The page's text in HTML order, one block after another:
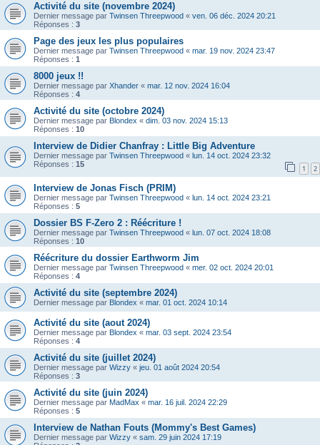
Activité du site (novembre 2024)
Dernier message par Twinsen Threepwood « ven. 06 déc. 2024 20:21
Réponses : 3
Page des jeux les plus populaires
Dernier message par Twinsen Threepwood « mar. 19 nov. 2024 23:47
Réponses : 1
8000 jeux !!
Dernier message par Xhander « mar. 12 nov. 2024 16:04
Réponses : 4
Activité du site (octobre 2024)
Dernier message par Blondex « dim. 03 nov. 2024 15:13
Réponses : 10
Interview de Didier Chanfray : Little Big Adventure
Dernier message par Twinsen Threepwood « lun. 14 oct. 2024 23:32
Réponses : 15 1 2
Interview de Jonas Fisch (PRIM)
Dernier message par Twinsen Threepwood « lun. 14 oct. 2024 23:21
Réponses : 5
Dossier BS F-Zero 2 : Réécriture !
Dernier message par Twinsen Threepwood « lun. 07 oct. 2024 18:08
Réponses : 10
Réécriture du dossier Earthworm Jim
Dernier message par Twinsen Threepwood « mer. 02 oct. 2024 20:01
Réponses : 4
Activité du site (septembre 2024)
Dernier message par Blondex « mar. 01 oct. 2024 10:14
Activité du site (aout 2024)
Dernier message par Blondex « mar. 03 sept. 2024 23:54
Réponses : 4
Activité du site (juillet 2024)
Dernier message par Wizzy « jeu. 01 août 2024 20:54
Réponses : 3
Activité du site (juin 2024)
Dernier message par MadMax « mar. 16 juil. 2024 22:29
Réponses : 5
Interview de Nathan Fouts (Mommy's Best Games)
Dernier message par Wizzy « sam. 29 juin 2024 17:19